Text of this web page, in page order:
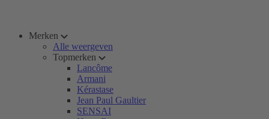
Merken
Alle weergeven
Topmerken
Lancôme
Armani
Kérastase
Jean Paul Gaultier
SENSAI